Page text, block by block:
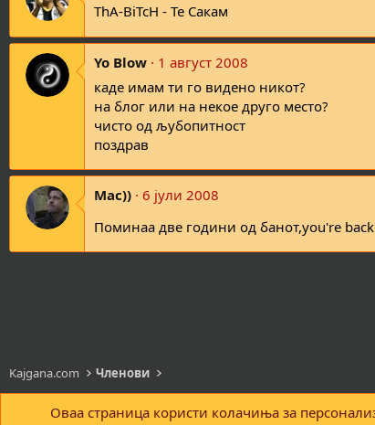
ThA-BiTcH - Те Сакам
Yo Blow
1 август 2008
каде имам ти го видено никот?
на блог или на некое друго место?
чисто од љубопитност
поздрав
Mac)) 6 јули 2008
Поминаа две години од банот,you're
Kajgana.com Членови
КајганаОваа страница користи колачиња за